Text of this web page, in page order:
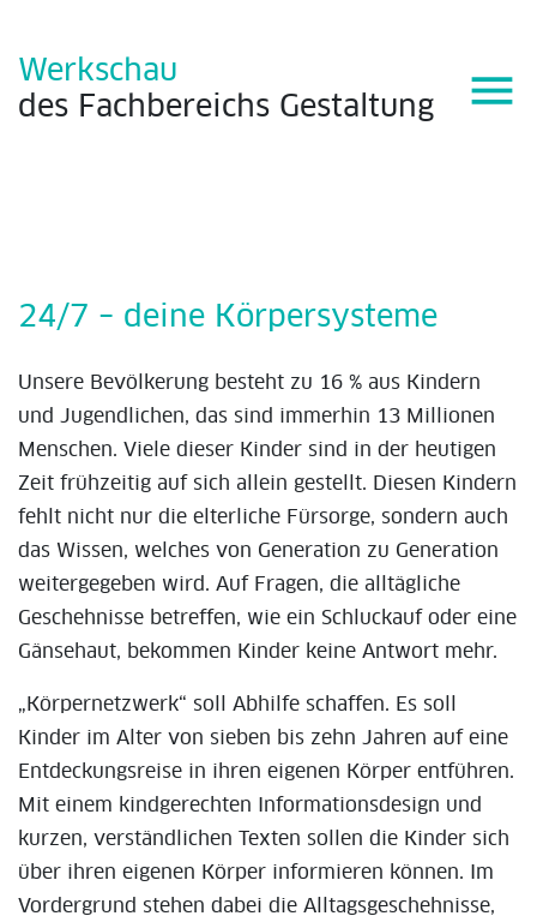
Werkschau
des Fachbereichs Gestaltung menu
24/7 – deine Körpersysteme
Unsere Bevölkerung besteht zu 16 % aus Kindern
und Jugendlichen, das sind immerhin 13 Millionen
Menschen. Viele dieser Kinder sind in der heutigen
Zeit frühzeitig auf sich allein gestellt. Diesen Kindern
fehlt nicht nur die elterliche Fürsorge, sondern auch
das Wissen, welches von Generation zu Generation
weitergegeben wird. Auf Fragen, die alltägliche
Geschehnisse betreffen, wie ein Schluckauf oder eine
Gänsehaut, bekommen Kinder keine Antwort mehr.
„Körpernetzwerk“ soll Abhilfe schaffen. Es soll
Kinder im Alter von sieben bis zehn Jahren auf eine
Entdeckungsreise in ihren eigenen Körper entführen.
Mit einem kindgerechten Informationsdesign und
kurzen, verständlichen Texten sollen die Kinder sich
über ihren eigenen Körper informieren können. Im
Vordergrund stehen dabei die Alltagsgeschehnisse,